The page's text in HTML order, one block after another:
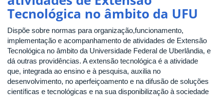
JULHO
DE
2019
REDE
EXTENSÃO
Tecnológica no âmbito da UFU
Dispõe sobre normas para organização,funcionamento,
implementação e acompanhamento de atividades de Extensão
Tecnológica no âmbito da Universidade Federal de Uberlândia, e
dá outras providências. A extensão tecnológica é a atividade
que, integrada ao ensino e à pesquisa, auxilia no
desenvolvimento, no aperfeiçoamento e na difusão de soluções
científicas e tecnológicas e na sua disponibilização à sociedade